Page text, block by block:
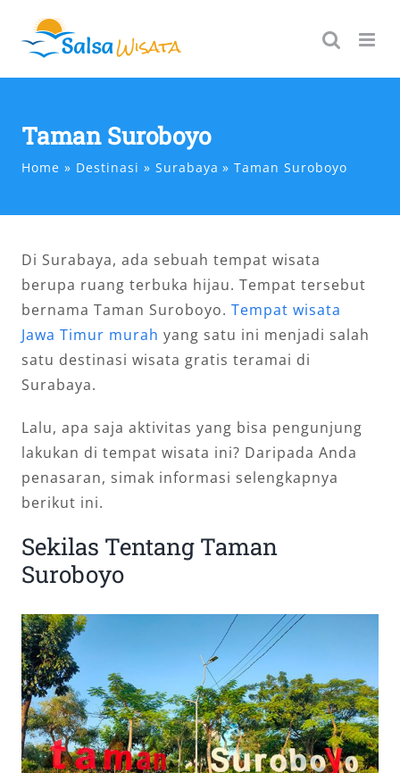
content
Taman Suroboyo
Home Destinasi Surabaya Taman Suroboyo
Di Surabaya, ada sebuah tempat wisata
berupa ruang terbuka hijau. Tempat tersebut
bernama Taman Suroboyo. Tempat wisata
Jawa Timur murah yang satu ini menjadi salah
satu destinasi wisata gratis teramai di
Surabaya.
Lalu, apa saja aktivitas yang bisa pengunjung
lakukan di tempat wisata ini? Daripada Anda
penasaran, simak informasi selengkapnya
berikut ini.
Sekilas Tentang Taman
Suroboyo